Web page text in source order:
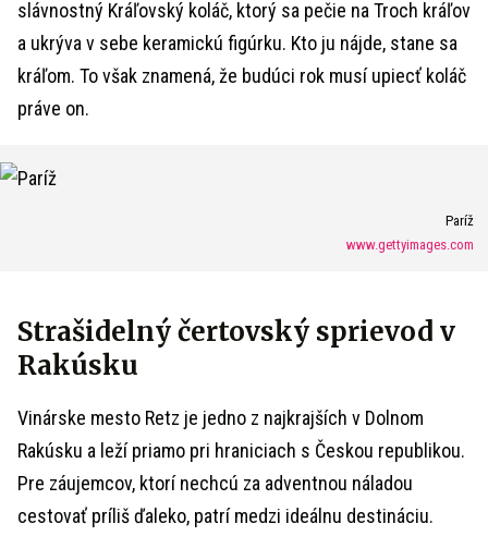
slávnostný Kráľovský koláč, ktorý sa pečie na Troch kráľov
a ukrýva v sebe keramickú figúrku. Kto ju nájde, stane sa
kráľom. To však znamená, že budúci rok musí upiecť koláč
práve on.
Paríž
www.gettyimages.com
Strašidelný čertovský sprievod v
Rakúsku
Vinárske mesto Retz je jedno z najkrajších v Dolnom
Rakúsku a leží priamo pri hraniciach s Českou republikou.
Pre záujemcov, ktorí nechcú za adventnou náladou
cestovať príliš ďaleko, patrí medzi ideálnu destináciu.